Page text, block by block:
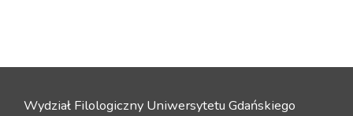
Wydział Filologiczny Uniwersytetu Gdańskiego